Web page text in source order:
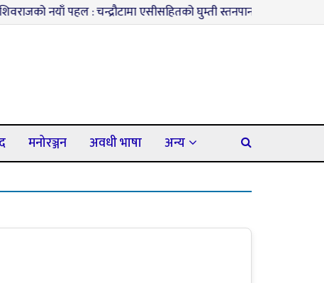
नयाँ पहल : चन्द्रौटामा एसीसहितको घुम्ती स्तनपान कक्ष सञ्चालनमा
मनोरञ्जन अवधी भाषा अन्य